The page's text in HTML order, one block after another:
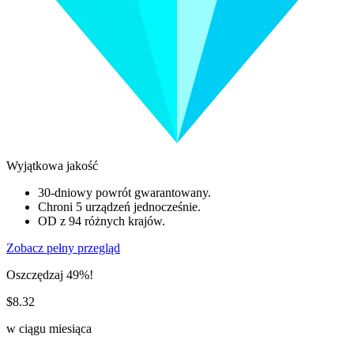
Wyjątkowa jakość
30-dniowy powrót gwarantowany.
Chroni 5 urządzeń jednocześnie.
OD z 94 różnych krajów.
Zobacz pełny przegląd
Oszczędzaj 49%!
$8.32
w ciągu miesiąca